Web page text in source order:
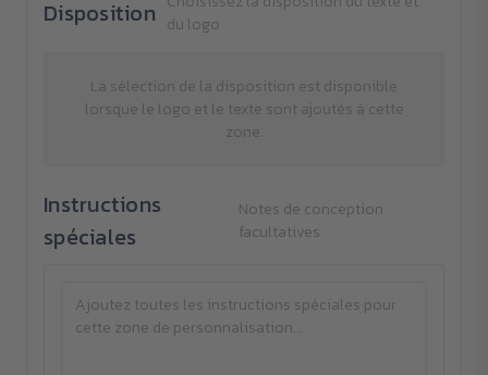
Disposition du logo
La sélection de la disposition est disponible
lorsque le logo et le texte sont ajoutés à cette
zone.
Instructions
spéciales
Notes de conception
facultatives